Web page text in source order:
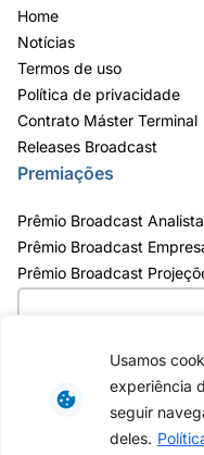
como você interage
personalizar
concorda com o uso
Usamos
experiência
seguir
deles.
Home
Notícias
Termos de uso
Política de privacidade
Contrato Máster Terminal
Releases Broadcast
Premiações
Prêmio Broadcast
Prêmio Broadcast
Prêmio Broadcast